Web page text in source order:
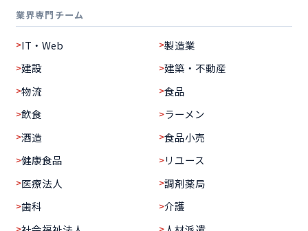
業界専門チーム
IT・Web
製造業
建設
建築・不動産
物流
食品
飲食
ラーメン
酒造
食品小売
健康食品
リユース
医療法人
調剤薬局
歯科
介護